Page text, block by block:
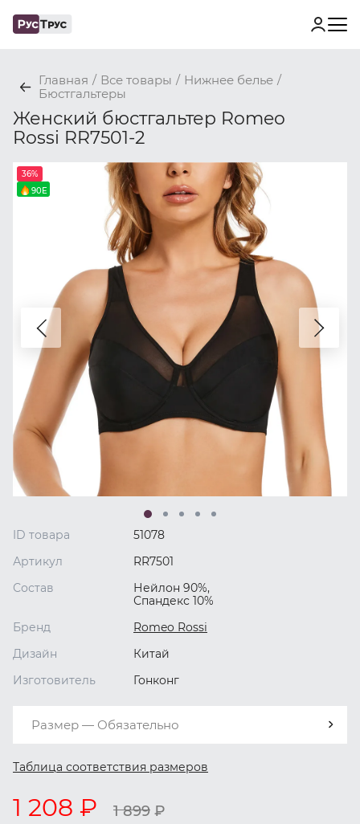
Главная / Все товары / Нижнее белье /
Бюстгальтеры
Женский бюстгальтер Romeo
Rossi RR7501-2
36%
90E
ID товара
51078
Артикул
RR7501
Состав
Нейлон 90%,
Спандекс 10%
Бренд
Romeo Rossi
Дизайн
Китай
Изготовитель
Гонконг
Размер — Обязательно
Таблица соответствия размеров
1 208 ₽ 1 899 ₽